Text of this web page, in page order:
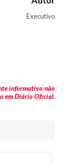
Executivo
informativo não
em Diário Oficial.